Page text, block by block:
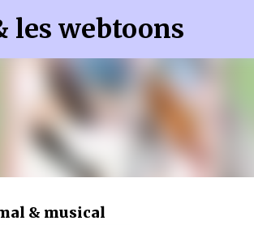
Accéder au contenu principal
les webtoons
& musical